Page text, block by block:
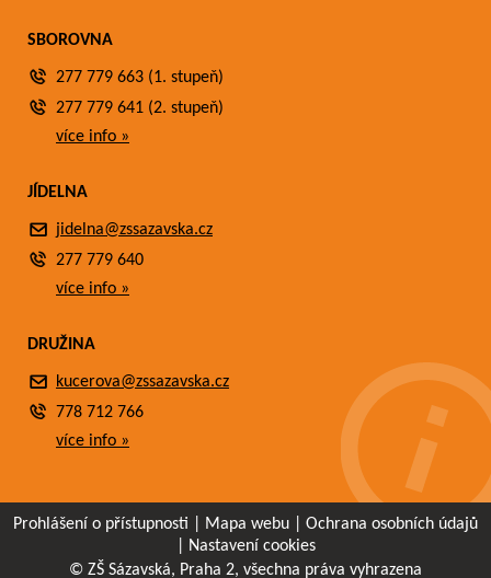
SBOROVNA
277 779 663 (1. stupeň)
277 779 641 (2. stupeň)
více info »
JÍDELNA
jidelna@zssazavska.cz
277 779 640
více info »
DRUŽINA
kucerova@zssazavska.cz
778 712 766
více info »
Prohlášení o přístupnosti Mapa webu
Ochrana osobních údajů
Nastavení cookies
© ZŠ Sázavská, Praha 2, všechna práva vyhrazena